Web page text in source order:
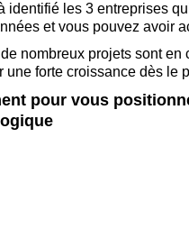
identifié les 3 entreprises
et vous pouvez avoir
de nombreux projets sont en
une forte croissance dès le
pour vous